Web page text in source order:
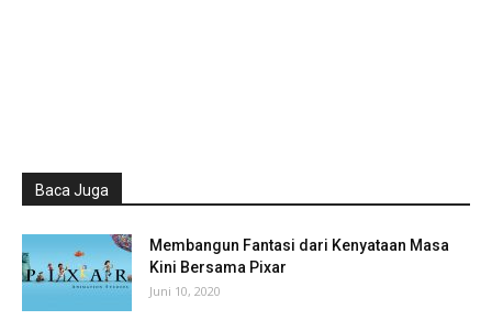
Baca Juga
Membangun Fantasi dari Kenyataan Masa
Kini Bersama Pixar
Juni 10, 2020